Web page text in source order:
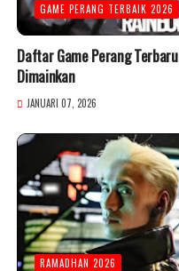
GAME PERANG TERBAIK 2026
Daftar Game Perang
Dimainkan
JANUARI 07, 2026
RAMADHAN 2026